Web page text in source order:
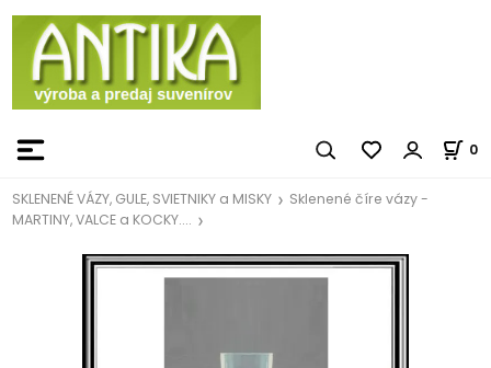
0
SKLENENÉ VÁZY, GULE, SVIETNIKY a MISKY
Sklenené číre vázy -
MARTINY, VALCE a KOCKY....